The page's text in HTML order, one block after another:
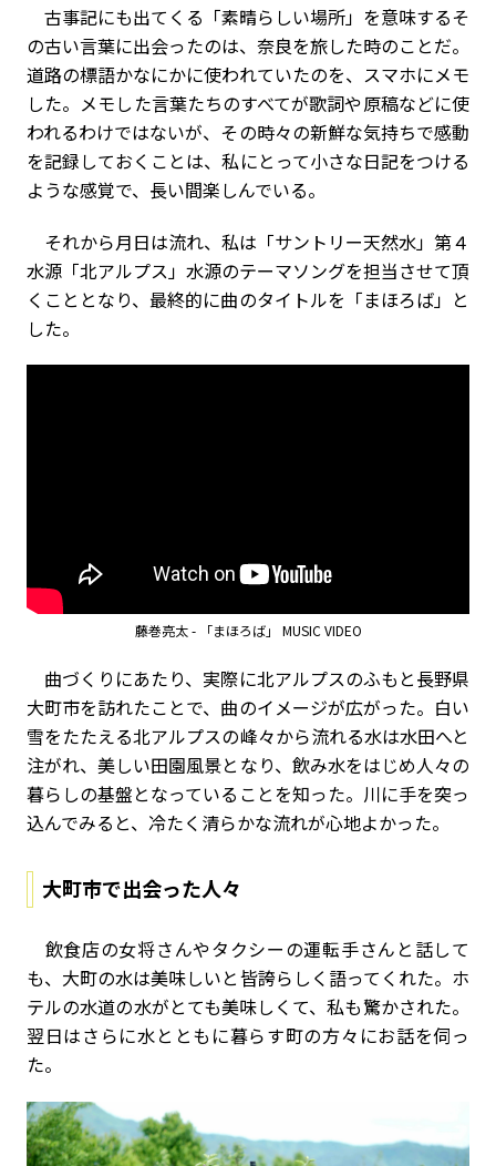
古事記にも出てくる「素晴らしい場所」を意味するそ
の古い言葉に出会ったのは、奈良を旅した時のことだ。
道路の標語かなにかに使われていたのを、スマホにメモ
した。メモした言葉たちのすべてが歌詞や原稿などに使
われるわけではないが、その時々の新鮮な気持ちで感動
を記録しておくことは、私にとって小さな日記をつける
ような感覚で、長い間楽しんでいる。
それから月日は流れ、私は「サントリー天然水」第４
水源「北アルプス」水源のテーマソングを担当させて頂
くこととなり、最終的に曲のタイトルを「まほろば」と
した。
藤巻亮太 - 「まほろば」 MUSIC VIDEO
曲づくりにあたり、実際に北アルプスのふもと長野県
大町市を訪れたことで、曲のイメージが広がった。白い
雪をたたえる北アルプスの峰々から流れる水は水田へと
注がれ、美しい田園風景となり、飲み水をはじめ人々の
暮らしの基盤となっていることを知った。川に手を突っ
込んでみると、冷たく清らかな流れが心地よかった。
大町市で出会った人々
飲食店の女将さんやタクシーの運転手さんと話して
も、大町の水は美味しいと皆誇らしく語ってくれた。ホ
テルの水道の水がとても美味しくて、私も驚かされた。
翌日はさらに水とともに暮らす町の方々にお話を伺っ
た。